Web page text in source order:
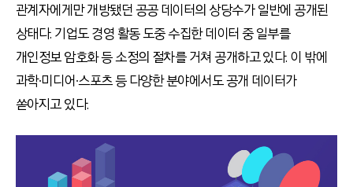
관계자에게만 개방됐던 공공 데이터의 상당수가 일반에 공개된
상태다. 기업도 경영 활동 도중 수집한 데이터 중 일부를
개인정보 암호화 등 소정의 절차를 거쳐 공개하고 있다. 이 밖에
과학∙미디어∙스포츠 등 다양한 분야에서도 공개 데이터가
쏟아지고 있다.